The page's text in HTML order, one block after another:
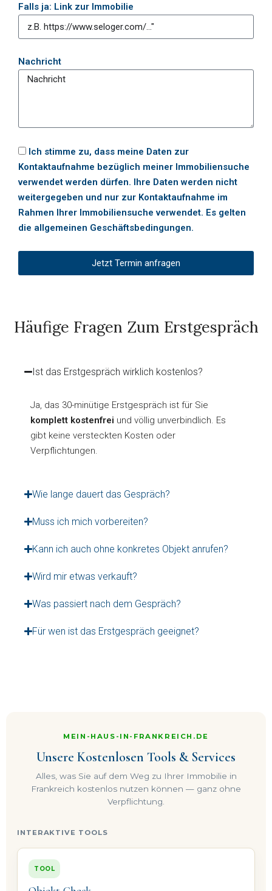
Falls ja: Link zur Immobilie
Nachricht
Ich stimme zu, dass meine Daten zur
Kontaktaufnahme bezüglich meiner Immobiliensuche
verwendet werden dürfen. Ihre Daten werden nicht
weitergegeben und nur zur Kontaktaufnahme im
Rahmen Ihrer Immobiliensuche verwendet. Es gelten
die allgemeinen Geschäftsbedingungen.
Jetzt Termin anfragen
Häufige Fragen Zum Erstgespräch
Ist das Erstgespräch wirklich kostenlos?
Ja, das 30-minütige Erstgespräch ist für Sie
komplett kostenfrei und völlig unverbindlich. Es
gibt keine versteckten Kosten oder
Verpflichtungen.
Wie lange dauert das Gespräch?
Muss ich mich vorbereiten?
Kann ich auch ohne konkretes Objekt anrufen?
Wird mir etwas verkauft?
Was passiert nach dem Gespräch?
Für wen ist das Erstgespräch geeignet?
MEIN-HAUS-IN-FRANKREICH.DE
Unsere Kostenlosen Tools & Services
Alles, was Sie auf dem Weg zu Ihrer Immobilie in
Frankreich kostenlos nutzen können — ganz ohne
Verpflichtung.
INTERAKTIVE TOOLS
TOOL